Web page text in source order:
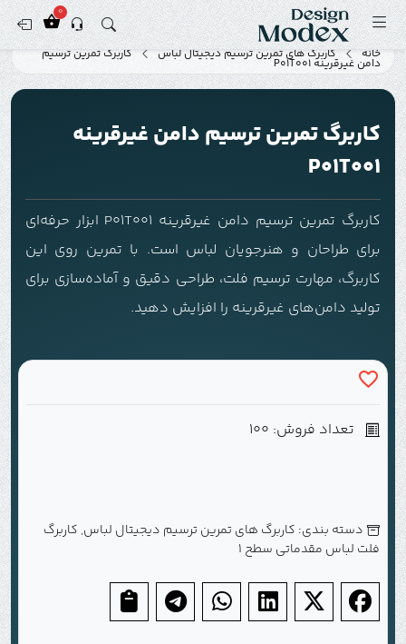
0
خانه کاربرگ های تمرین ترسیم دیجیتال لباس کاربرگ تمرین ترسیم
دامن غیرقرینه P01T001
کاربرگ تمرین ترسیم دامن غیرقرینه
P01T001
کاربرگ تمرین ترسیم دامن غیرقرینه P01T001 ابزار حرفه‌ای
برای طراحان و هنرجویان لباس است. با تمرین روی این
کاربرگ، مهارت ترسیم فلت، طراحی دقیق و آماده‌سازی برای
تولید دامن‌های غیرقرینه را افزایش دهید.
تعداد فروش: 100
دسته بندی: کاربرگ های تمرین ترسیم دیجیتال لباس, کاربرگ
فلت لباس مقدماتی سطح 1